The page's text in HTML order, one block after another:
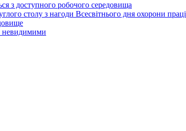
з доступного робочого середовища
столу з нагоди Всесвітнього дня охорони праці
невидимими